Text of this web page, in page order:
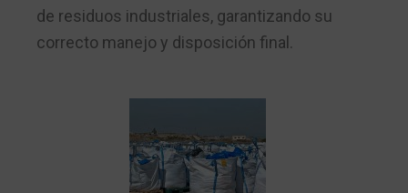
de residuos industriales, garantizando su
correcto manejo y disposición final.